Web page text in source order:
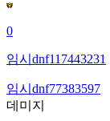
0
임시dnf117443231
임시dnf77383597
데미지